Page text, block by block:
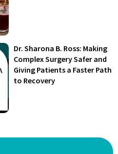
Dr. Sharona B. Ross: Making
Complex Surgery Safer and
Giving Patients a Faster Path
to Recovery